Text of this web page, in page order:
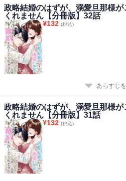
政略結婚のはずが、溺愛旦那様
くれません【分冊版】32話
¥132 (税込)
あらすじ
政略結婚のはずが、溺愛旦那様
くれません【分冊版】31話
¥132 (税込)